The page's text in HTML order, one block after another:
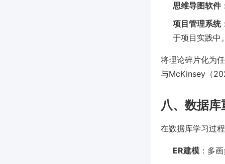
思维导图软件
项目管理系统
于项目实践中
将理论碎片化为
与McKinsey（
八、数据
在数据库学习过
ER建模 ：多